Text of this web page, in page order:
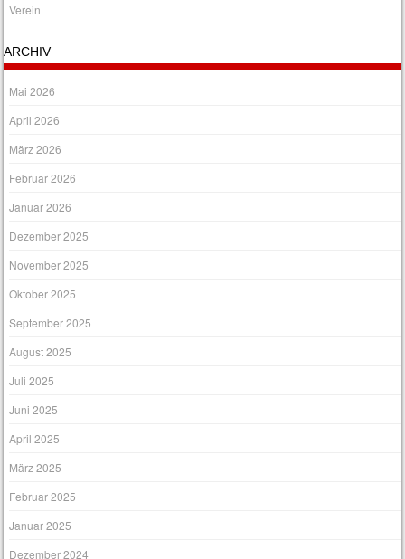
Verein
ARCHIV
Mai 2026
April 2026
März 2026
Februar 2026
Januar 2026
Dezember 2025
November 2025
Oktober 2025
September 2025
August 2025
Juli 2025
Juni 2025
April 2025
März 2025
Februar 2025
Januar 2025
Dezember 2024